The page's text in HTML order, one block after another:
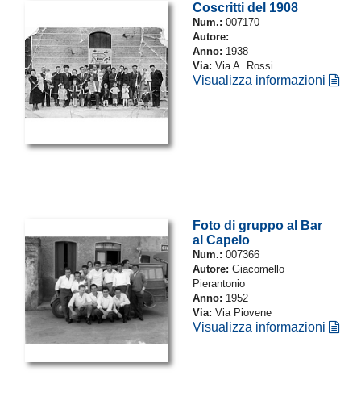
Coscritti del 1908
Num.: 007170
Autore:
Anno: 1938
Via: Via A. Rossi
Visualizza informazioni
Foto di gruppo al Bar
al Capelo
Num.: 007366
Autore: Giacomello
Pierantonio
Anno: 1952
Via: Via Piovene
Visualizza informazioni